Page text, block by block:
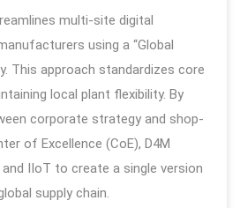
multi-site digital
using a “Global
This approach standardizes core
local plant flexibility. By
corporate strategy and shop-
of Excellence (CoE), D4M
and IIoT to create a single version
supply chain.